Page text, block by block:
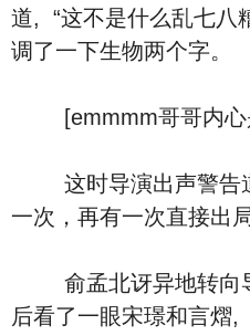
道, “这不是什么乱七八
调了一下生物两个字。
[emmmm哥哥内心
这时导演出声警告道
一次，再有一次直接出
俞孟北讶异地转向
后看了一眼宋璟和言熠